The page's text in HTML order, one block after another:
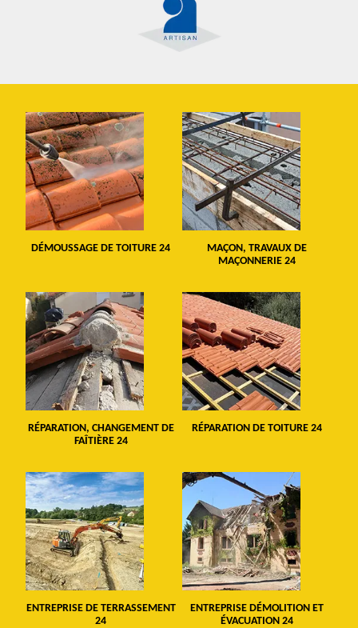
DÉMOUSSAGE DE TOITURE 24
MAÇON, TRAVAUX DE
MAÇONNERIE 24
RÉPARATION, CHANGEMENT DE
FAÎTIÈRE 24
RÉPARATION DE TOITURE 24
ENTREPRISE DE TERRASSEMENT
24
ENTREPRISE DÉMOLITION ET
ÉVACUATION 24